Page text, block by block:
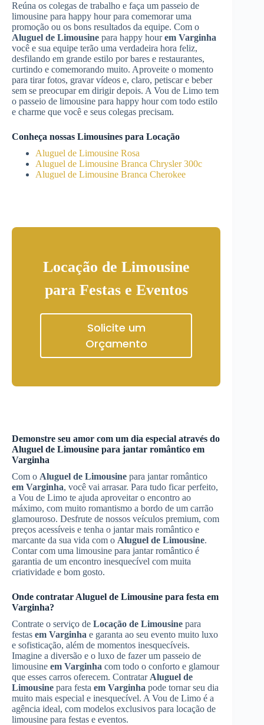
Reúna os colegas de trabalho e faça um passeio de
limousine para happy hour para comemorar uma
promoção ou os bons resultados da equipe. Com o
Aluguel de Limousine para happy hourem Varginha
você e sua equipe terão uma verdadeira hora feliz,
desfilando em grande estilo por bares e restaurantes,
curtindo e comemorando muito. Aproveite o momento
para tirar fotos, gravar vídeos e, claro, petiscar e beber
sem se preocupar em dirigir depois. A Vou de Limo tem
o passeio de limousine para happy hour com todo estilo
e charme que você e seus colegas precisam.
Conheça nossas Limousines para Locação
Aluguel de Limousine Rosa
Aluguel de Limousine Branca Chrysler 300c
Aluguel de Limousine Branca Cherokee
Locação de Limousine
para Festas e Eventos
Solicite um
Orçamento
Demonstre seu amor com um dia especial através do
Aluguel de Limousine para jantar romântico em
Varginha
Com o Aluguel de Limousine para jantar romântico
em Varginha, você vai arrasar. Para tudo ficar perfeito,
a Vou de Limo te ajuda aproveitar o encontro ao
máximo, com muito romantismo a bordo de um carrão
glamouroso. Desfrute de nossos veículos premium, com
preços acessíveis e tenha o jantar mais romântico e
marcante da sua vida com o Aluguel de Limousine.
Contar com uma limousine para jantar romântico é
garantia de um encontro inesquecível com muita
criatividade e bom gosto.
Onde contratar Aluguel de Limousine para festa em
Varginha?
Contrate o serviço de Locação de Limousine para
festas em Varginha e garanta ao seu evento muito luxo
e sofisticação, além de momentos inesquecíveis.
Imagine a diversão e o luxo de fazer um passeio de
limousine em Varginha com todo o conforto e glamour
que esses carros oferecem. Contratar Aluguel de
Limousine para festa em Varginha pode tornar seu dia
muito mais especial e inesquecível. A Vou de Limo é a
agência ideal, com modelos exclusivos para locação de
limousine para festas e eventos.